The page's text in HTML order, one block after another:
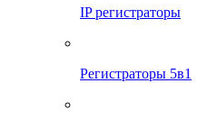
IP регистраторы
Регистраторы 5в1